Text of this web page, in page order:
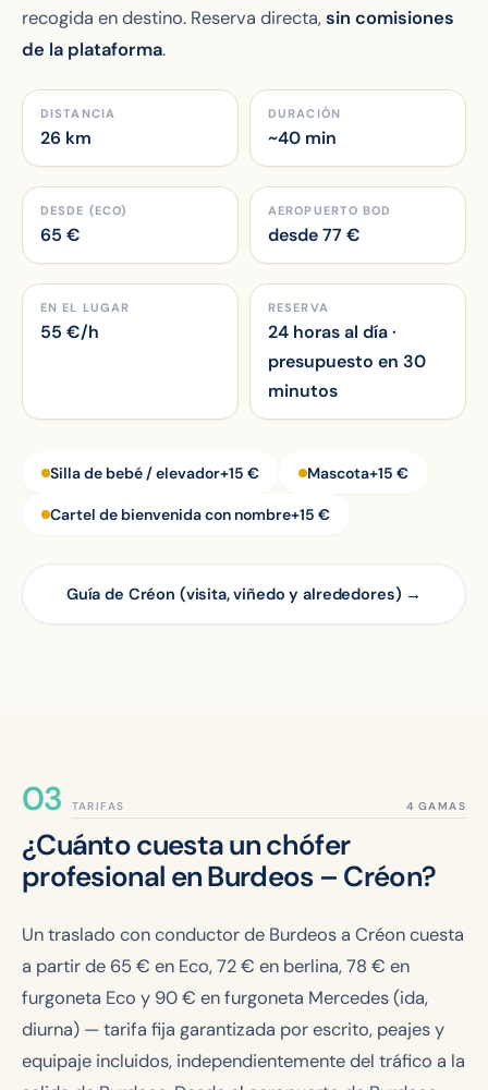
recogida en destino. Reserva directa,sin comisiones
de la plataforma.
DISTANCIA
26 km
DURACIÓN
~40 min
DESDE (ECO)
65 €
AEROPUERTO BOD
desde77 €
EN EL LUGAR
55 €/h
RESERVA
24 horas al día ·
presupuesto en 30
minutos
Silla de bebé / elevador+15 € Mascota+15 €
Cartel de bienvenida con nombre+15 €
Guía de Créon (visita, viñedo y alrededores) →
TARIFAS
¿Cuánto cuesta un chófer
profesional en Burdeos – Créon?
Un traslado con conductor de Burdeos a Créon cuesta
a partir de 65 € en Eco,72€ en berlina,78 € en
furgoneta Eco y 90€ en furgoneta Mercedes (ida,
diurna) — tarifa fija garantizada por escrito, peajes y
equipaje incluidos, independientemente del tráfico a la